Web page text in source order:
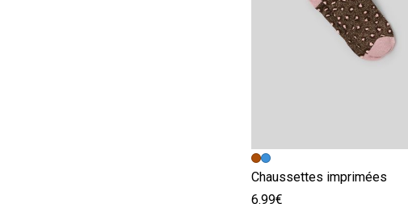
Image précédente
Image suivante
Chaussettes imprimées
6.99€